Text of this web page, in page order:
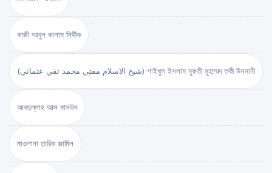
কাজী আবুল কালাম সিদ্দীক
(شيخ الاسلام مفتي محمد تقي عثماني) শাইখুল ইসলাম মুফতী মুহাম্মদ তকী উসমানী
আবদুল্লাহ আল মাসউদ
মাওলানা তারিক জামিল